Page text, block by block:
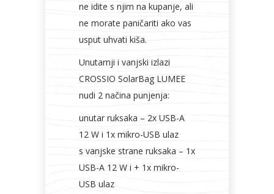
ne idite s njim na kupanje, ali
ne morate paničariti ako vas
usput uhvati kiša.
Unutarnji i vanjski izlazi
CROSSIO SolarBag LUMEE
nudi 2 načina punjenja:
unutar ruksaka – 2x USB-A
12 W i 1x mikro-USB ulaz
s vanjske strane ruksaka – 1x
USB-A 12 W i + 1x mikro-
USB ulaz